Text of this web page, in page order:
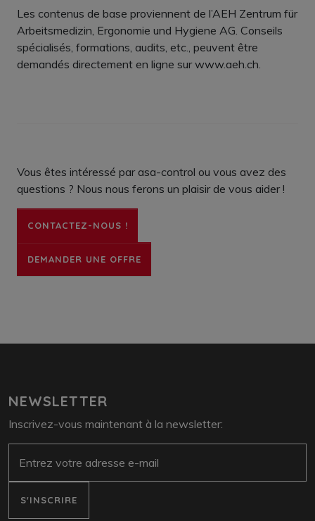
Les contenus de base proviennent de l’AEH Zentrum für
Arbeitsmedizin, Ergonomie und Hygiene AG. Conseils
spécialisés, formations, audits, etc., peuvent être
demandés directement en ligne sur www.aeh.ch.
Vous êtes intéressé par asa-control ou vous avez des
questions ? Nous nous ferons un plaisir de vous aider !
CONTACTEZ-NOUS !
DEMANDER UNE OFFRE
NEWSLETTER
Inscrivez-vous maintenant à la newsletter:
S'INSCRIRE